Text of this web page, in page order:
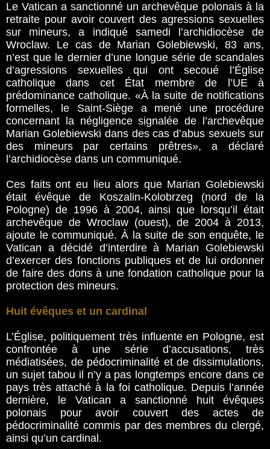
Le Vatican a sanctionné un archevêque polonais à la
retraite pour avoir couvert des agressions sexuelles
sur mineurs, a indiqué samedi l’archidiocèse de
Wroclaw. Le cas de Marian Golebiewski, 83 ans,
n’est que le dernier d’une longue série de scandales
d’agressions sexuelles qui ont secoué l’Église
catholique dans cet État membre de l’UE à
prédominance catholique. «À la suite de notifications
formelles, le Saint-Siège a mené une procédure
concernant la négligence signalée de l’archevêque
Marian Golebiewski dans des cas d’abus sexuels sur
des mineurs par certains prêtres», a déclaré
l’archidiocèse dans un communiqué.
Ces faits ont eu lieu alors que Marian Golebiewski
était évêque de Koszalin-Kolobrzeg (nord de la
Pologne) de 1996 à 2004, ainsi que lorsqu’il était
archevêque de Wroclaw (ouest), de 2004 à 2013,
ajoute le communiqué. À la suite de son enquête, le
Vatican a décidé d’interdire à Marian Golebiewski
d’exercer des fonctions publiques et de lui ordonner
de faire des dons à une fondation catholique pour la
protection des mineurs.
Huit évêques et un cardinal
L’Église, politiquement très influente en Pologne, est
confrontée à une série d’accusations, très
médiatisées, de pédocriminalité et de dissimulations,
un sujet tabou il n’y a pas longtemps encore dans ce
pays très attaché à la foi catholique. Depuis l’année
dernière, le Vatican a sanctionné huit évêques
polonais pour avoir couvert des actes de
pédocriminalité commis par des membres du clergé,
ainsi qu’un cardinal.